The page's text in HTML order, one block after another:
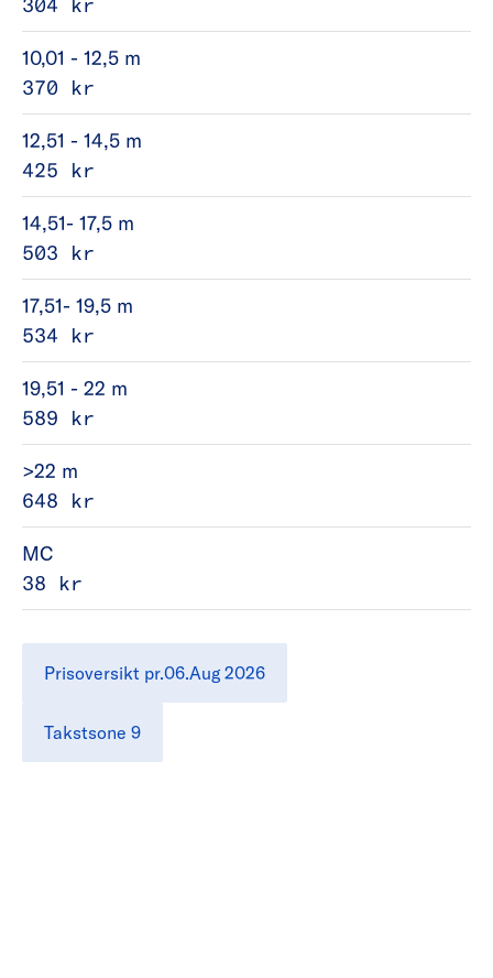
10,01 - 12,5 m
370 kr
12,51 - 14,5 m
425 kr
14,51- 17,5 m
503 kr
17,51- 19,5 m
534 kr
19,51 - 22 m
589 kr
>22 m
648 kr
MC
38 kr
Prisoversikt pr.06.Aug 2026
Takstsone 9